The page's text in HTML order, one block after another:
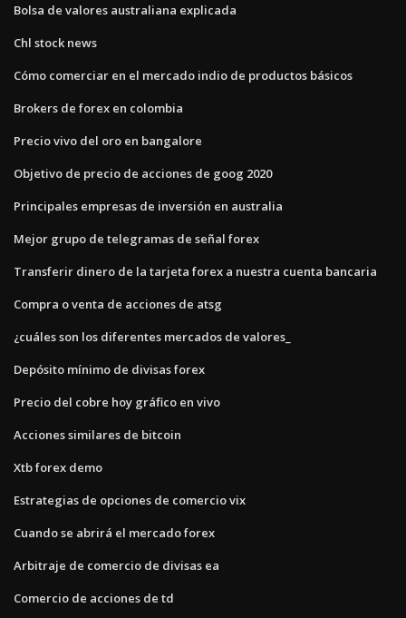
Bolsa de valores australiana explicada
Chl stock news
Cómo comerciar en el mercado indio de productos básicos
Brokers de forex en colombia
Precio vivo del oro en bangalore
Objetivo de precio de acciones de goog 2020
Principales empresas de inversión en australia
Mejor grupo de telegramas de señal forex
Transferir dinero de la tarjeta forex a nuestra cuenta bancaria
Compra o venta de acciones de atsg
¿cuáles son los diferentes mercados de valores_
Depósito mínimo de divisas forex
Precio del cobre hoy gráfico en vivo
Acciones similares de bitcoin
Xtb forex demo
Estrategias de opciones de comercio vix
Cuando se abrirá el mercado forex
Arbitraje de comercio de divisas ea
Comercio de acciones de td